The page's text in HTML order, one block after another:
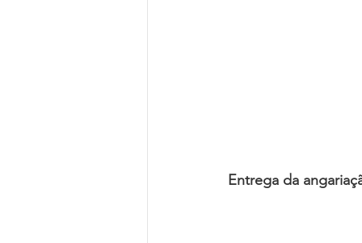
Entrega da